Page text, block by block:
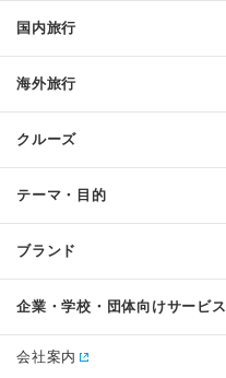
国内旅行
海外旅行
クルーズ
テーマ・目的
ブランド
企業・学校・団体向けサービス
会社案内